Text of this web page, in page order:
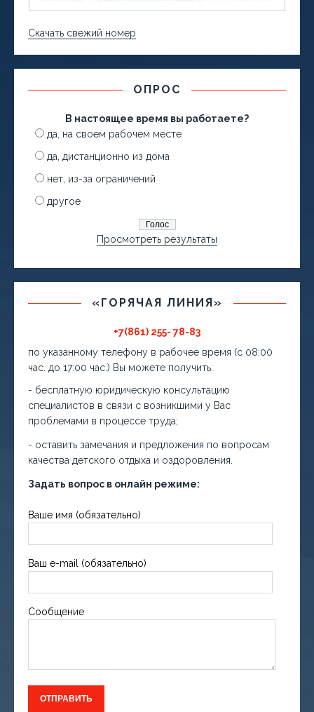
Скачать свежий номер
ОПРОС
В настоящее время вы работаете?
да, на своем рабочем месте
да, дистанционно из дома
нет, из-за ограничений
другое
Просмотреть результаты
«ГОРЯЧАЯ ЛИНИЯ»
+7(861) 255- 78-83
по указанному телефону в рабочее время (с 08:00
час. до 17:00 час.) Вы можете получить:
- бесплатную юридическую консультацию
специалистов в связи с возникшими у Вас
проблемами в процессе труда;
- оставить замечания и предложения по вопросам
качества детского отдыха и оздоровления.
Задать вопрос в онлайн режиме:
Ваше имя (обязательно)
Ваш e-mail (обязательно)
Сообщение